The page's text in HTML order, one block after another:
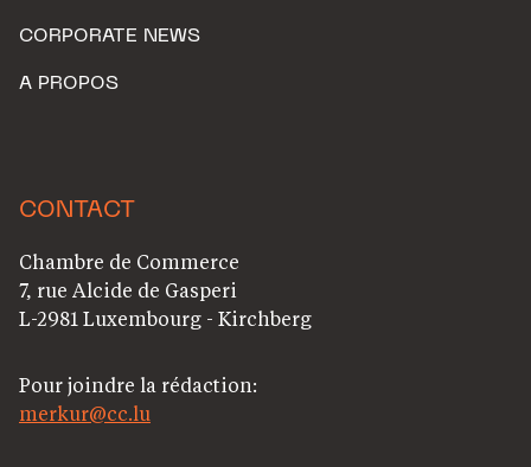
CORPORATE NEWS
A PROPOS
CONTACT
Chambre de Commerce
7, rue Alcide de Gasperi
L-2981 Luxembourg - Kirchberg
Pour joindre la rédaction:
merkur@cc.lu